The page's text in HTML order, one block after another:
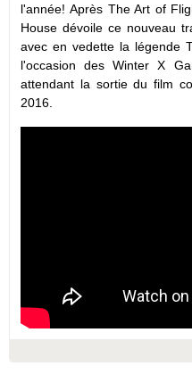
l'année! Après The Art of
House dévoile ce nouveau
avec en vedette la légende
l'occasion des Winter X
attendant la sortie du film
2016.